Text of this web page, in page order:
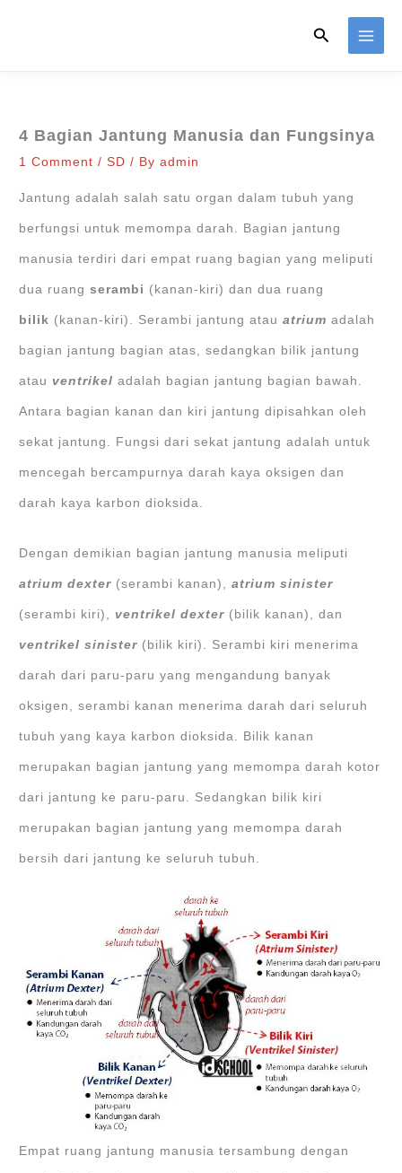
Search
4 Bagian Jantung Manusia dan Fungsinya
1 Comment /SD / Byadmin
Jantung adalah salah satu organ dalam tubuh yang
berfungsi untuk memompa darah. Bagian jantung
manusia terdiri dari empat ruang bagian yang meliputi
dua ruangserambi (kanan-kiri) dan dua ruang
bilik (kanan-kiri). Serambi jantung atauatrium adalah
bagian jantung bagian atas, sedangkan bilik jantung
atau ventrikel adalah bagian jantung bagian bawah.
Antara bagian kanan dan kiri jantung dipisahkan oleh
sekat jantung. Fungsi dari sekat jantung adalah untuk
mencegah bercampurnya darah kaya oksigen dan
darah kaya karbon dioksida.
Dengan demikian bagian jantung manusia meliputi
atrium dexter (serambi kanan),atrium sinister
(serambi kiri), ventrikel dexter (bilik kanan), dan
ventrikel sinister (bilik kiri). Serambi kiri menerima
darah dari paru-paru yang mengandung banyak
oksigen, serambi kanan menerima darah dari seluruh
tubuh yang kaya karbon dioksida. Bilik kanan
merupakan bagian jantung yang memompa darah kotor
dari jantung ke paru-paru. Sedangkan bilik kiri
merupakan bagian jantung yang memompa darah
bersih dari jantung ke seluruh tubuh.
Empat ruang jantung manusia tersambung dengan